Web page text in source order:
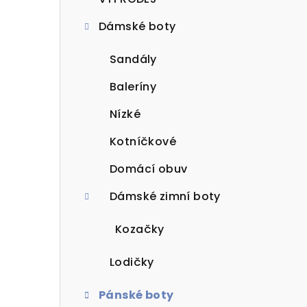
Dámské boty
Sandály
Baleríny
Nízké
Kotníčkové
Domácí obuv
Dámské zimní boty
Kozačky
Lodičky
Pánské boty